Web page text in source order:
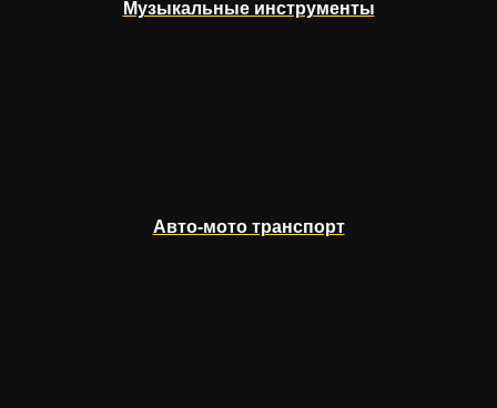
Музыкальные инструменты
Авто-мото транспорт